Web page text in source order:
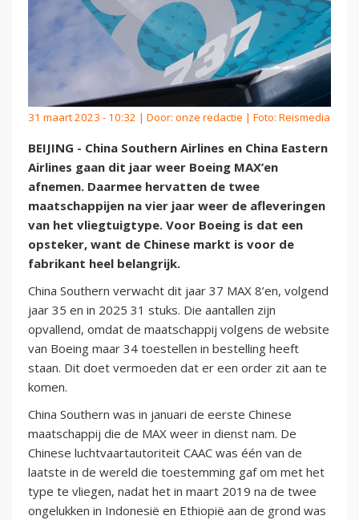
31 maart 2023 - 10:32 | Door: onze redactie | Foto: Reismedia
BEIJING - China Southern Airlines en China Eastern
Airlines gaan dit jaar weer Boeing MAX’en
afnemen. Daarmee hervatten de twee
maatschappijen na vier jaar weer de afleveringen
van het vliegtuigtype. Voor Boeing is dat een
opsteker, want de Chinese markt is voor de
fabrikant heel belangrijk.
China Southern verwacht dit jaar 37 MAX 8’en, volgend
jaar 35 en in 2025 31 stuks. Die aantallen zijn
opvallend, omdat de maatschappij volgens de website
van Boeing maar 34 toestellen in bestelling heeft
staan. Dit doet vermoeden dat er een order zit aan te
komen.
China Southern was in januari de eerste Chinese
maatschappij die de MAX weer in dienst nam. De
Chinese luchtvaartautoriteit CAAC was één van de
laatste in de wereld die toestemming gaf om met het
type te vliegen, nadat het in maart 2019 na de twee
ongelukken in Indonesië en Ethiopië aan de grond was